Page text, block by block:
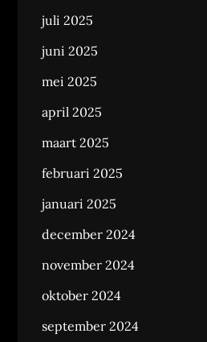
juli 2025
juni 2025
mei 2025
april 2025
maart 2025
februari 2025
januari 2025
december 2024
november 2024
oktober 2024
september 2024